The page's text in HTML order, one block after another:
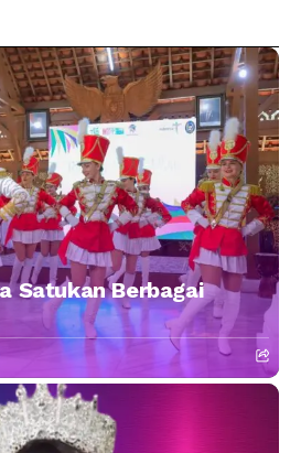
Satukan Berbagai